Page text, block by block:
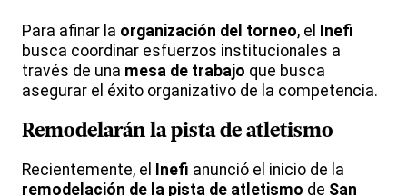
Para afinar la organización del torneo, el
Inefi
busca coordinar esfuerzos institucionales a
través de una mesa de trabajo que busca
asegurar el éxito organizativo de la competencia.
Remodelarán la pista de atletismo
Recientemente, el Inefi anunció el inicio de la
remodelación de la pista de atletismo de San